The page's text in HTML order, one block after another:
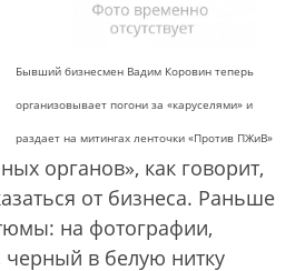
Бывший бизнесмен Вадим Коровин теперь
организовывает погони за «каруселями» и
раздает на митингах ленточки «Против ПЖиВ»
органов», как говорит,
от бизнеса. Раньше
на фотографии,
черный в белую нитку